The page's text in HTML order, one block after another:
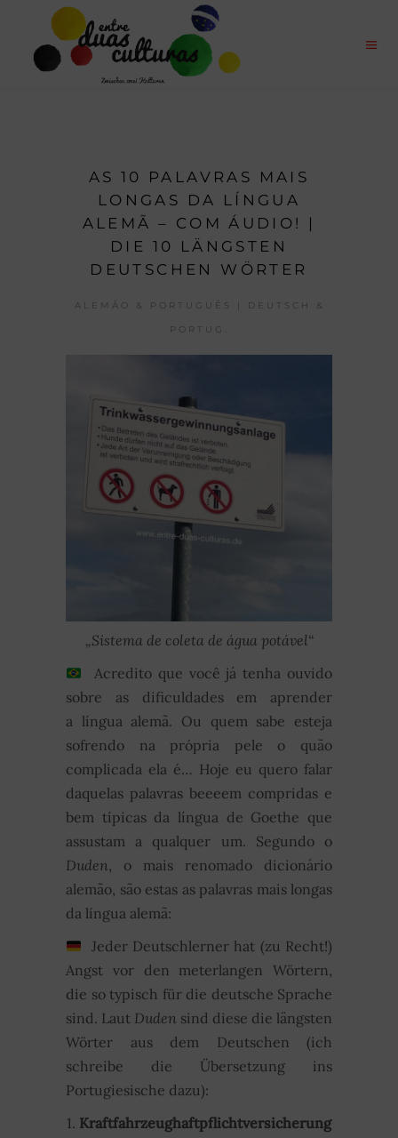
AS 10 PALAVRAS MAIS
LONGAS DA LÍNGUA
ALEMÃ – COM ÁUDIO! |
DIE 10 LÄNGSTEN
DEUTSCHEN WÖRTER
ALEMÃO & PORTUGUÊS | DEUTSCH &
PORTUG.
„Sistema de coleta de água potável“
Acredito que você já tenha ouvido
sobre as dificuldades em aprender
a língua alemã. Ou quem sabe esteja
sofrendo na própria pele o quão
complicada ela é… Hoje eu quero falar
daquelas palavras beeeem compridas e
bem típicas da língua de Goethe que
assustam a qualquer um. Segundo o
Duden, o mais renomado dicionário
alemão, são estas as palavras mais longas
da língua alemã:
Jeder Deutschlerner hat (zu Recht!)
Angst vor den meterlangen Wörtern,
die so typisch für die deutsche Sprache
sind. Laut Duden sind diese die längsten
Wörter aus dem Deutschen (ich
schreibe die Übersetzung ins
Portugiesische dazu):
1. Kraftfahrzeughaftpflichtversicherung